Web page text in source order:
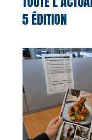
5 ÉDITION